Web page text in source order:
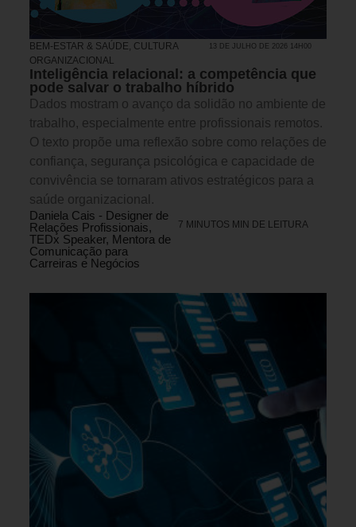
BEM-ESTAR & SAÚDE, CULTURA
ORGANIZACIONAL
13 DE JULHO DE 2026 14H00
Inteligência relacional: a competência que
pode salvar o trabalho híbrido
Dados mostram o avanço da solidão no ambiente de
trabalho, especialmente entre profissionais remotos.
O texto propõe uma reflexão sobre como relações de
confiança, segurança psicológica e capacidade de
convivência se tornaram ativos estratégicos para a
saúde organizacional.
Daniela Cais - Designer de
Relações Profissionais,
TEDx Speaker, Mentora de
Comunicação para
Carreiras e Negócios
7 MINUTOS MIN DE LEITURA